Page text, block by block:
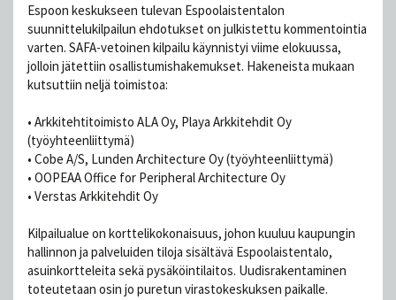
Espoon keskukseen tulevan Espoolaistentalon
suunnittelukilpailun ehdotukset on julkistettu kommentointia
varten. SAFA-vetoinen kilpailu käynnistyi viime elokuussa,
jolloin jätettiin osallistumishakemukset. Hakeneista mukaan
kutsuttiin neljä toimistoa:
• Arkkitehtitoimisto ALA Oy, Playa Arkkitehdit Oy
(työyhteenliittymä)
• Cobe A/S, Lunden Architecture Oy (työyhteenliittymä)
• OOPEAA Office for Peripheral Architecture Oy
• Verstas Arkkitehdit Oy
Kilpailualue on korttelikokonaisuus, johon kuuluu kaupungin
hallinnon ja palveluiden tiloja sisältävä Espoolaistentalo,
asuinkortteleita sekä pysäköintilaitos. Uudisrakentaminen
toteutetaan osin jo puretun virastokeskuksen paikalle.